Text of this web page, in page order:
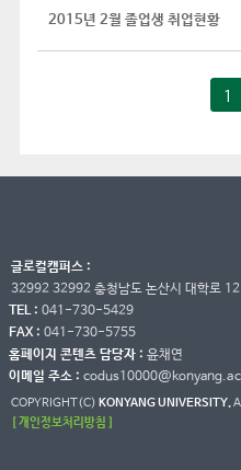
2015년 2월 졸업생 취업현황
1
글로컬캠퍼스 :
32992 32992 충청남도 논산시 대학로
TEL : 041-730-5429
FAX : 041-730-5755
홈페이지 콘텐츠 담당자 : 윤채연
이메일 주소 :
COPYRIGHT(C) KONYANG UNIVERSITY.
[ 개인정보처리방침 ]